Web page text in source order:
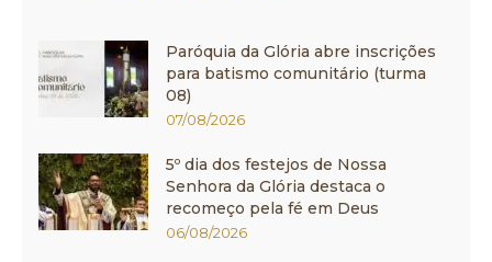
Paróquia da Glória abre inscrições
para batismo comunitário (turma
08)
07/08/2026
5º dia dos festejos de Nossa
Senhora da Glória destaca o
recomeço pela fé em Deus
06/08/2026